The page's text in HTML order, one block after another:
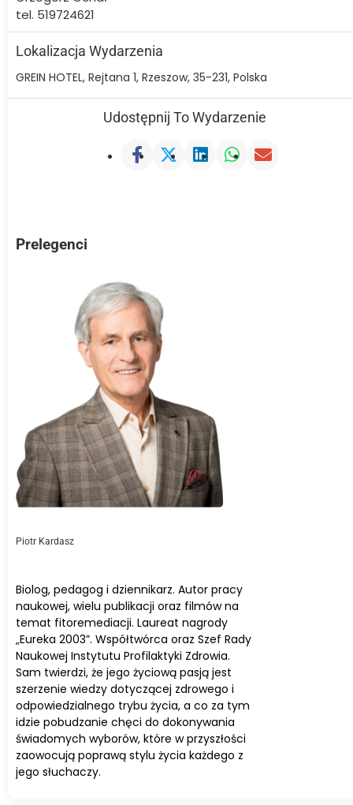
tel. 519724621
Lokalizacja Wydarzenia
GREIN HOTEL, Rejtana 1, Rzeszow, 35-231, Polska
Udostępnij To Wydarzenie
Prelegenci
Piotr Kardasz
Biolog, pedagog i dziennikarz. Autor pracy
naukowej, wielu publikacji oraz filmów na
temat fitoremediacji. Laureat nagrody
„Eureka 2003”. Współtwórca oraz Szef Rady
Naukowej Instytutu Profilaktyki Zdrowia.
Sam twierdzi, że jego życiową pasją jest
szerzenie wiedzy dotyczącej zdrowego i
odpowiedzialnego trybu życia, a co za tym
idzie pobudzanie chęci do dokonywania
świadomych wyborów, które w przyszłości
zaowocują poprawą stylu życia każdego z
jego słuchaczy.